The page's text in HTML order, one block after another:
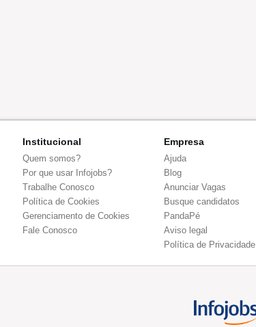
Institucional
Quem somos?
Por que usar Infojobs?
Trabalhe Conosco
Política de Cookies
Gerenciamento de Cookies
Fale Conosco
Empresa
Ajuda
Blog
Anunciar Vagas
Busque candidatos
PandaPé
Aviso legal
Política de Privacidade